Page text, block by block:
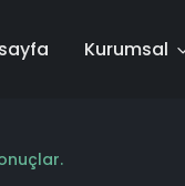
Kurumsal